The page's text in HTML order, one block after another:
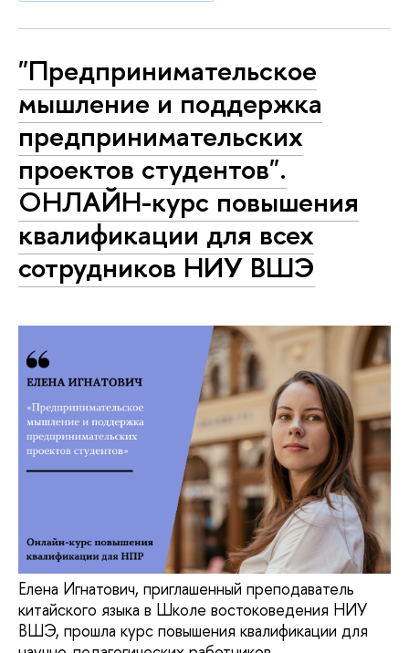
"Предпринимательское
мышление и поддержка
предпринимательских
проектов студентов".
ОНЛАЙН-курс повышения
квалификации для всех
сотрудников НИУ ВШЭ
Елена Игнатович, приглашенный преподаватель
китайского языка в Школе востоковедения НИУ
ВШЭ, прошла курс повышения квалификации для